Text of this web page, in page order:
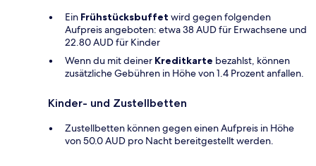
Ein Frühstücksbuffet wird gegen folgenden
Aufpreis angeboten: etwa 38 AUD für Erwachsene und
22.80 AUD für Kinder
Wenn du mit deiner Kreditkarte bezahlst, können
zusätzliche Gebühren in Höhe von 1.4 Prozent anfallen.
Kinder- und Zustellbetten
Zustellbetten können gegen einen Aufpreis in Höhe
von 50.0 AUD pro Nacht bereitgestellt werden.